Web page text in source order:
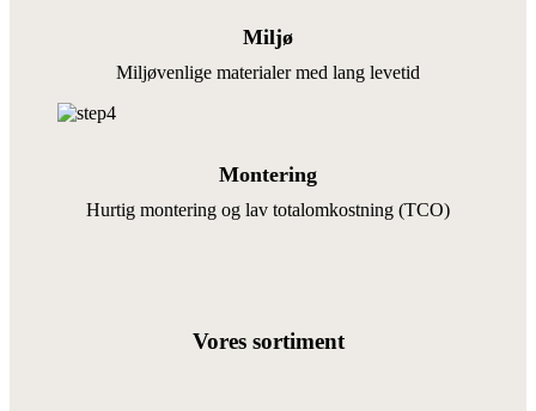
Miljø
Miljøvenlige materialer med lang levetid
Montering
Hurtig montering og lav totalomkostning (TCO)
Vores sortiment